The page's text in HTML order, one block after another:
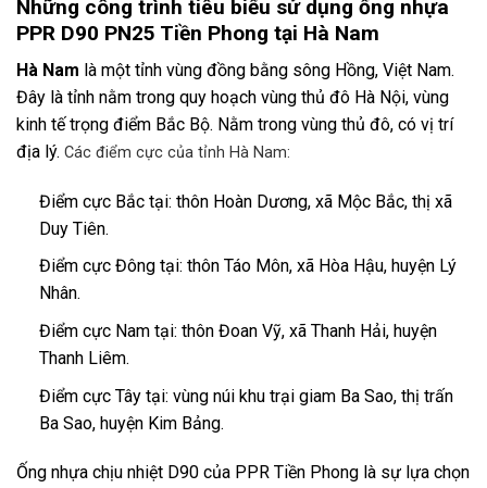
Những công trình tiêu biểu sử dụng ống nhựa
PPR D90 PN25 Tiền Phong tại Hà Nam
Hà Nam là một tỉnh vùng đồng bằng sông Hồng, Việt Nam.
Đây là tỉnh nằm trong quy hoạch vùng thủ đô Hà Nội, vùng
kinh tế trọng điểm Bắc Bộ. Nằm trong vùng thủ đô, có vị trí
địa lý. Các điểm cực của tỉnh Hà Nam:
Điểm cực Bắc tại: thôn Hoàn Dương, xã Mộc Bắc, thị xã
Duy Tiên.
Điểm cực Đông tại: thôn Táo Môn, xã Hòa Hậu, huyện Lý
Nhân.
Điểm cực Nam tại: thôn Đoan Vỹ, xã Thanh Hải, huyện
Thanh Liêm.
Điểm cực Tây tại: vùng núi khu trại giam Ba Sao, thị trấn
Ba Sao, huyện Kim Bảng.
Ống nhựa chịu nhiệt D90 của PPR Tiền Phong là sự lựa chọn